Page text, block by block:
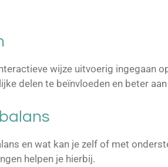
wijze uitvoerig ingegaan
delen te beïnvloeden en beter
en wat kan je zelf of met
helpen je hierbij.